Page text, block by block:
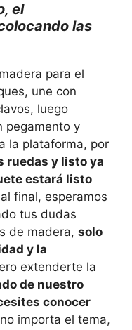
el
las
para el
une con
luego
pegamento y
la plataforma, por
ruedas y listo ya
estará listo
final, esperamos
tus dudas
de madera, solo
y la
extenderte la
de nuestro
conocer
importa el tema,